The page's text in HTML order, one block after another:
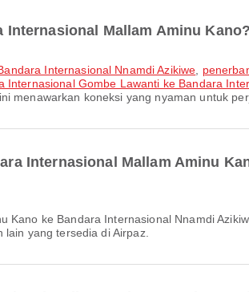
Mallam Aminu Kano?
Internasional Nnamdi Azikiwe
Internasional Gombe Lawanti ke Bandara
menawarkan koneksi yang nyaman untuk
Internasional Mallam Aminu
yang tersedia di Airpaz.